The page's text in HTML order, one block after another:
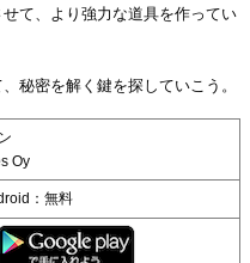
て、より強力な道具を作ってい
秘密を解く鍵を探していこう。
Oy
：無料